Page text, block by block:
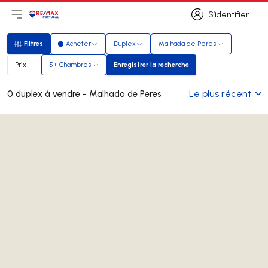
S’identifier
S’identifier
Ouvrir le menu principal
LogoAller à la page d’accueil
Filtres
Filtres Acheter Duplex Malhada de Peres
Prix 5+ Chambres Enregistrer la recherche
Enregistrer la recherche
0 duplex à vendre - Malhada de Peres Le plus récent